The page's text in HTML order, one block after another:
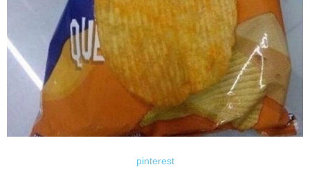
pinterest